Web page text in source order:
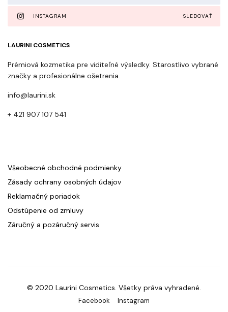
INSTAGRAM SLEDOVAŤ
LAURINI COSMETICS
Prémiová kozmetika pre viditeľné výsledky. Starostlivo vybrané
značky a profesionálne ošetrenia.
info@laurini.sk
+ 421 907 107 541
Všeobecné obchodné podmienky
Zásady ochrany osobných údajov
Reklamačný poriadok
Odstúpenie od zmluvy
Záručný a pozáručný servis
© 2020 Laurini Cosmetics. Všetky práva vyhradené.
Facebook Instagram